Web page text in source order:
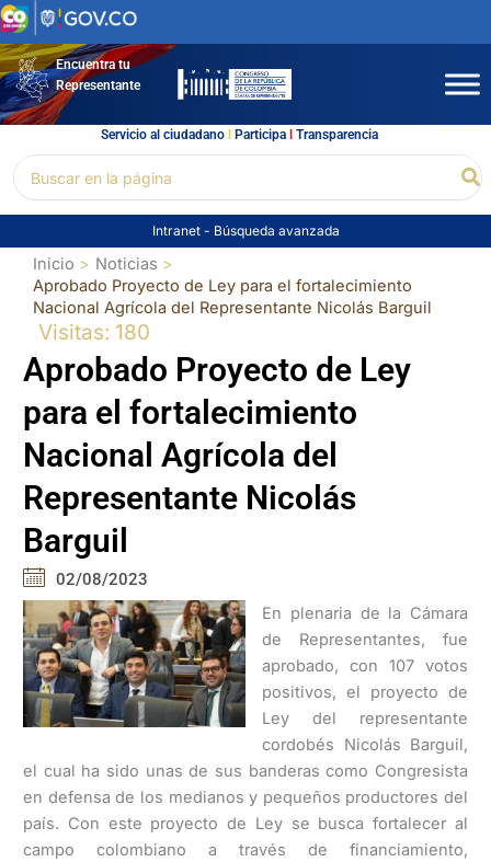
Ir
al
contenidoEncuentra tu
Representante
Servicio al ciudadano l Participal Transparencia
por:
Intranet - Búsqueda avanzada
Inicio
Noticias
Aprobado Proyecto de Ley para el fortalecimiento
Nacional Agrícola del Representante Nicolás Barguil
Visitas: 180
Aprobado Proyecto de Ley
para el fortalecimiento
Nacional Agrícola del
Representante Nicolás
Barguil
02/08/2023
En plenaria de la Cámara
de Representantes, fue
aprobado, con 107 votos
positivos, el proyecto de
Ley del representante
cordobés Nicolás Barguil,
el cual ha sido unas de sus banderas como Congresista
en defensa de los medianos y pequeños productores del
país. Con este proyecto de Ley se busca fortalecer al
campo colombiano a través de financiamiento,